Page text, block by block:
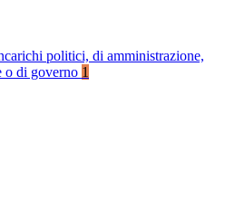
politici, di amministrazione,
o di governo 1